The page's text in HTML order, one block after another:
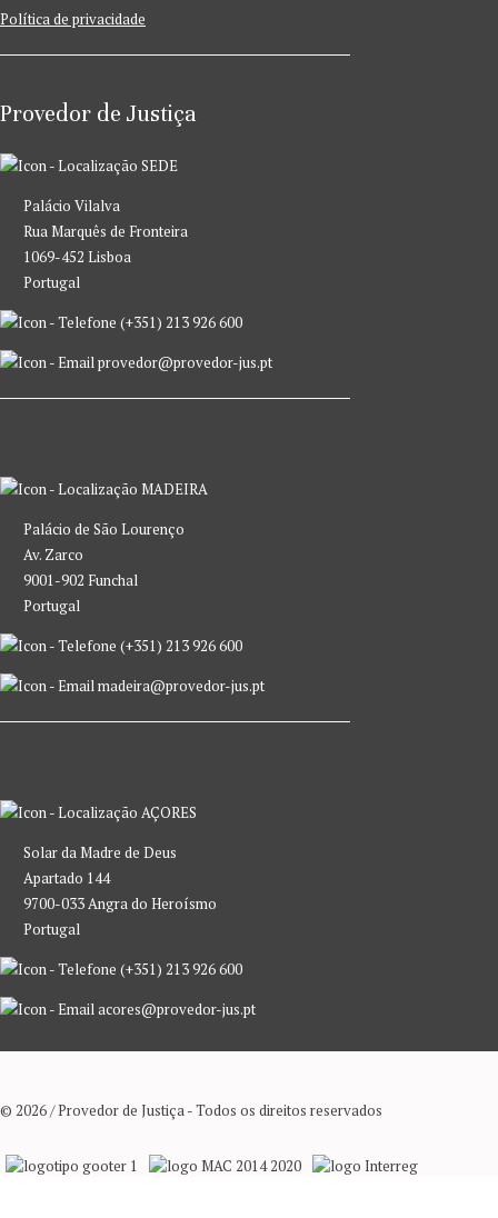
Política de privacidade
Provedor de Justiça
SEDE
Palácio Vilalva
Rua Marquês de Fronteira
1069-452 Lisboa
Portugal
(+351) 213 926 600
provedor@provedor-jus.pt
MADEIRA
Palácio de São Lourenço
Av. Zarco
9001-902 Funchal
Portugal
(+351) 213 926 600
madeira@provedor-jus.pt
AÇORES
Solar da Madre de Deus
Apartado 144
9700-033 Angra do Heroísmo
Portugal
(+351) 213 926 600
acores@provedor-jus.pt
© 2026 / Provedor de Justiça - Todos os direitos reservados